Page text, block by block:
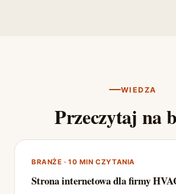
WIEDZA
Przeczytaj na
BRANŻE · 10 MIN CZYTANIA
Strona internetowa dla firmy